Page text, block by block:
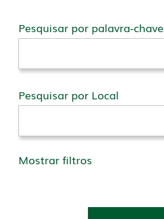
Pesquisar por palavra-chave
Pesquisar por Local
Mostrar filtros